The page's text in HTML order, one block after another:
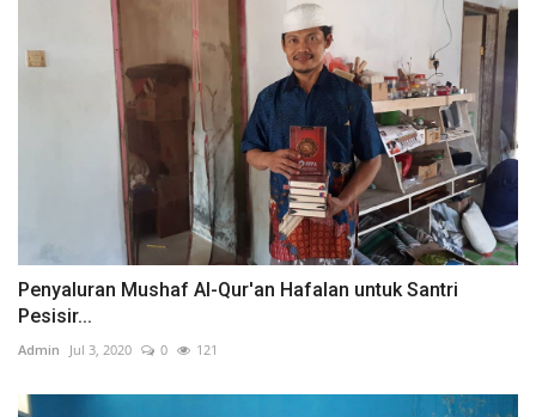
Penyaluran Mushaf Al-Qur'an Hafalan untuk Santri
Pesisir...
Admin Jul 3, 2020 0 121